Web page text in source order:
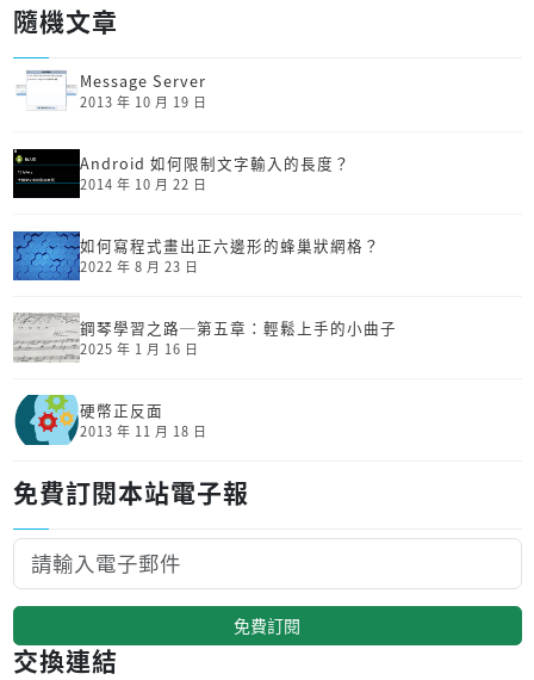
隨機文章
Message Server
2013 年 10 月 19 日
Android 如何限制文字輸入的長度？
2014 年 10 月 22 日
如何寫程式畫出正六邊形的蜂巢狀網格？
2022 年 8 月 23 日
鋼琴學習之路─第五章：輕鬆上手的小曲子
2025 年 1 月 16 日
硬幣正反面
2013 年 11 月 18 日
免費訂閱本站電子報
免費訂閱
交換連結